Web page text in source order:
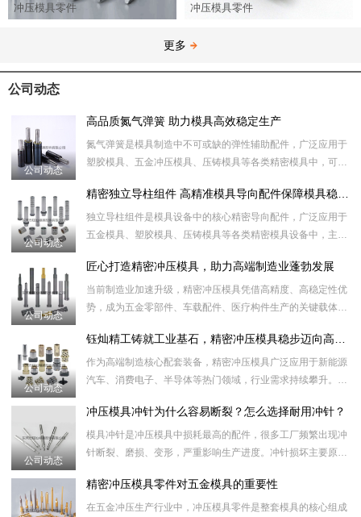
冲压模具零件 冲压模具零件
更多
公司动态
公司动态
高品质氮气弹簧 助力模具高效稳定生产
氮气弹簧是模具制造中不可或缺的弹性辅助配件，广泛应用于
塑胶模具、五金冲压模具、压铸模具等各类精密模具中，可替
出、缓冲泄压的作
公司动态
独立导柱组件是模具设备中的核心精密导向配件，广泛应用于
五金模具、塑胶模具、压铸模具等各类精密模具设备中，主要
合精准、对位无
公司动态
匠心打造精密冲压模具，助力高端制造业蓬勃发展
当前制造业加速升级，精密冲压模具凭借高精度、高稳定性优
势，成为五金零部件、车载配件、医疗构件生产的关键载体。
式完成多道成型
公司动态
作为高端制造核心配套装备，精密冲压模具广泛应用于新能源
汽车、消费电子、半导体等热门领域，行业需求持续攀升。如
精密加工设备加
公司动态
冲压模具冲针为什么容易断裂？怎么选择耐用冲针？
模具冲针是冲压模具中损耗最高的配件，很多工厂频繁出现冲
针断裂、磨损、变形，严重影响生产进度。冲针损坏主要原因
过硬、间隙设计
精密冲压模具零件对五金模具的重要性
在五金冲压生产行业中，冲压模具零件是整套模具的核心组成